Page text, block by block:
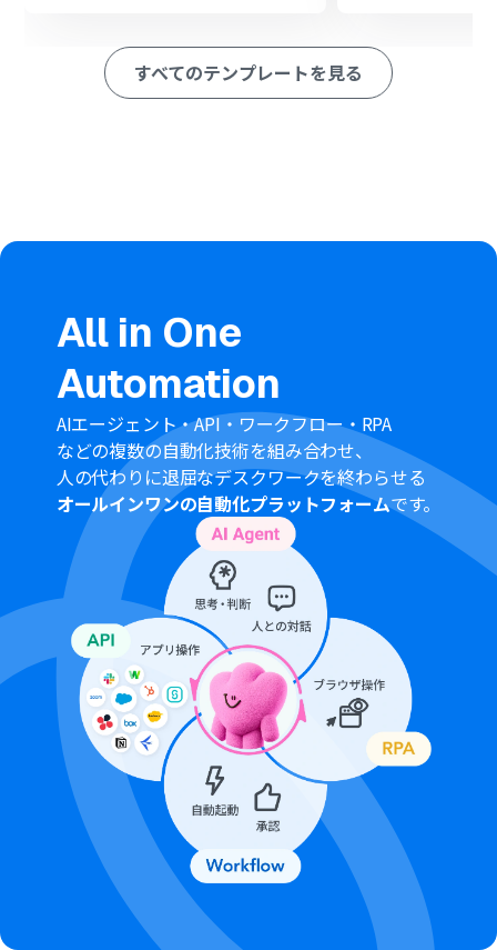
■このワークフローのカスタムポイント
Typeformのトリガー設定では、このワークフローを起動
させる対象のフォームを任意で指定することができます。
Typeformの回答内容を取得する方法は「『取得する値』
すべてのテンプレートを見る
All in One
Automation
AIエージェント・API・ワークフロー・RPA
などの複数の自動化技術を組み合わせ、
人の代わりに退屈なデスクワークを終わらせる
オールインワンの自動化プラットフォームです。